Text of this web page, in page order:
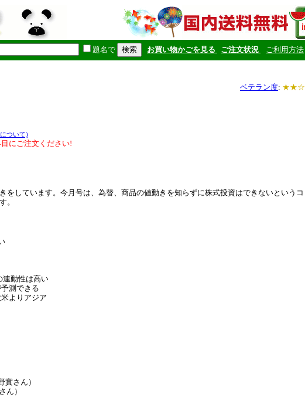
題名で お買い物かごを見る ご注文状況 ご利用方法
ベテラン度: ★★☆
ついて)
にご注文ください!
をしています。今月号は、為替、商品の値動きを知らずに株式投資はできないというコ
。
動性は高い
測できる
よりアジア
さん）
ん）